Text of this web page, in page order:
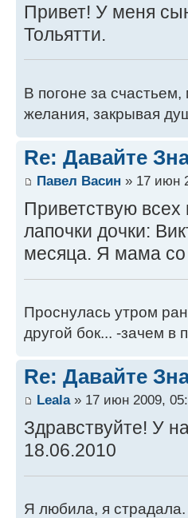
Привет! У меня
Тольятти.
В погоне за
желания, закрывая
Re: Давайте
Павел Васин » 17 июн
Приветствую
лапочки дочки:
месяца. Я мама
Проснулась утром
другой бок... -зачем в
Re: Давайте
Leala» 17 июн 2009,
Здравствуйте! У
18.06.2010
Я любила, я